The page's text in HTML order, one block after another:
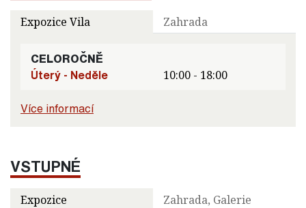
Expozice Vila Zahrada
CELOROČNĚ
Úterý - Neděle
10:00 - 18:00
Více informací
VSTUPNÉ
Expozice Zahrada, Galerie